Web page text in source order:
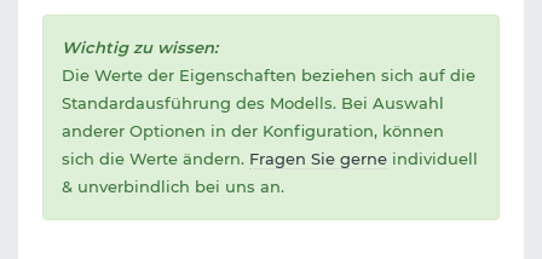
Wichtig zu wissen:
Die Werte der Eigenschaften beziehen sich auf die
Standardausführung des Modells. Bei Auswahl
anderer Optionen in der Konfiguration, können
sich die Werte ändern. Fragen Sie gerne individuell
& unverbindlich bei uns an.